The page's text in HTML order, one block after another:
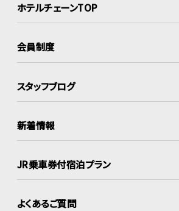
ホテルチェーンTOP
会員制度
スタッフブログ
新着情報
JR乗車券付宿泊プラン
よくあるご質問